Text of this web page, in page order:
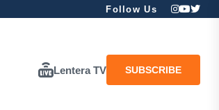
Follow Us
Lentera TV SUBSCRIBE